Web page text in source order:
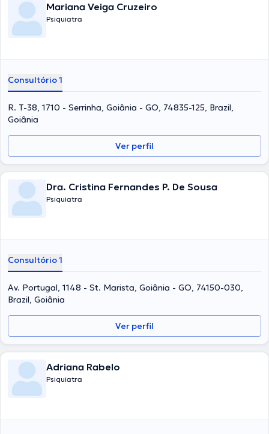
Mariana Veiga Cruzeiro
Psiquiatra
Consultório 1
R. T-38, 1710 - Serrinha, Goiânia - GO, 74835-125, Brazil,
Goiânia
Ver perfil
Dra. Cristina Fernandes P. De Sousa
Psiquiatra
Consultório 1
Av. Portugal, 1148 - St. Marista, Goiânia - GO, 74150-030,
Brazil, Goiânia
Ver perfil
Adriana Rabelo
Psiquiatra